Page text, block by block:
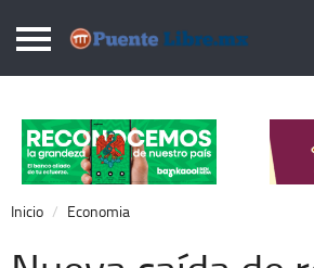
Puentelibre.mx
Local
Nacional
Opinión
Inicio Economia